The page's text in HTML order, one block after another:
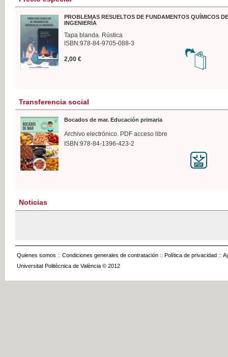
PROBLEMAS RESUELTOS DE FUNDAMENTOS QUÍMICOS
INGENIERÍA
Tapa blanda. Rústica
ISBN:978-84-9705-088-3
2,00 €
Transferencia social
Bocados de mar. Educación primaria
Archivo electrónico. PDF acceso libre
ISBN:978-84-1396-423-2
Noticias
Quienes somos :: Condiciones generales de contratación :: Política de privacidad ::
Universitat Politècnica de València © 2012